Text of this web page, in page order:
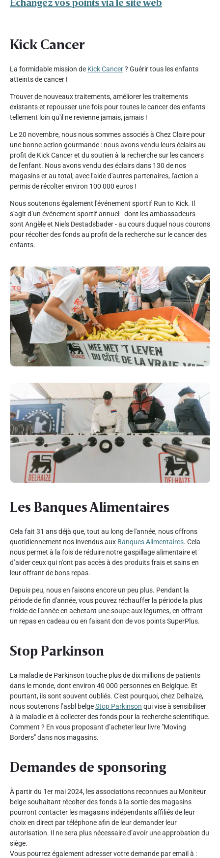
Kick Cancer
La formidable mission de Kick Cancer? Guérir tous les enfants
atteints de cancer !
Trouver de nouveaux traitements, améliorer les traitements
existants et repousser une fois pour toutes le cancer des enfants
tellement loin qu'il ne revienne jamais, jamais !
Le 20 novembre, nous nous sommes associés à Chez Claire pour
une bonne action gourmande : nous avons vendu leurs éclairs au
profit de Kick Cancer et du soutien à la recherche sur les cancers
de l'enfant. Nous avons vendu des éclairs dans 130 de nos
magasins et au total, avec l'aide d'autres partenaires, l'action a
permis de récolter environ 100 000 euros !
Nous soutenons également l'événement sportif Run to Kick. Il
s'agit d’un événement sportif annuel - dont les ambassadeurs
sont Angèle et Niels Destadsbader - au cours duquel nous courons
pour récolter des fonds au profit de la recherche sur le cancer des
enfants.
Les Banques Alimentaires
Cela fait 31 ans déjà que, tout au long de l'année, nous offrons
quotidiennement nos invendus aux Banques Alimentaires. Cela
nous permet à la fois de réduire notre gaspillage alimentaire et
d’aider ceux qui n'ont pas accès à des produits frais et sains en
leur offrant de bons repas.
Depuis peu, nous en faisons encore un peu plus. Pendant la
période de fin d'année, vous pouvez réchauffer la période la plus
froide de l'année en achetant une soupe aux légumes, en offrant
un repas en cadeau ou en faisant don de vos points SuperPlus.
Stop Parkinson
La maladie de Parkinson touche plus de dix millions de patients
dans le monde, dont environ 40 000 personnes en Belgique. Et
pourtant, ils sont souvent oubliés. C'est pourquoi, chez Delhaize,
nous soutenons l’asbl belgeStop Parkinson qui vise à sensibiliser
à la maladie et à collecter des fonds pour la recherche scientifique.
Comment ? En vous proposant d’acheter leur livre "Moving
Borders" dans nos magasins.
Demandes de sponsoring
À partir du 1er mai 2024, les associations reconnues au Moniteur
belge souhaitant récolter des fonds à la sortie des magasins
pourront contacter les magasins indépendants affiliés de leur
choix en direct par téléphone afin de leur demander leur
autorisation. Il ne sera plus nécessaire d’avoir une approbation du
siège.
Vous pourrez également adresser votre demande par email à :